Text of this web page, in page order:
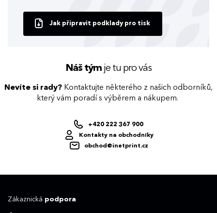
Jak připravit podklady pro tisk
Náš týmje tu pro vás
Nevíte si rady? Kontaktujte některého z našich odborníků,
který vám poradí s výběrem a nákupem.
+420 222 367 900
Kontakty na obchodníky
obchod@inetprint.cz
Zákaznická podpora